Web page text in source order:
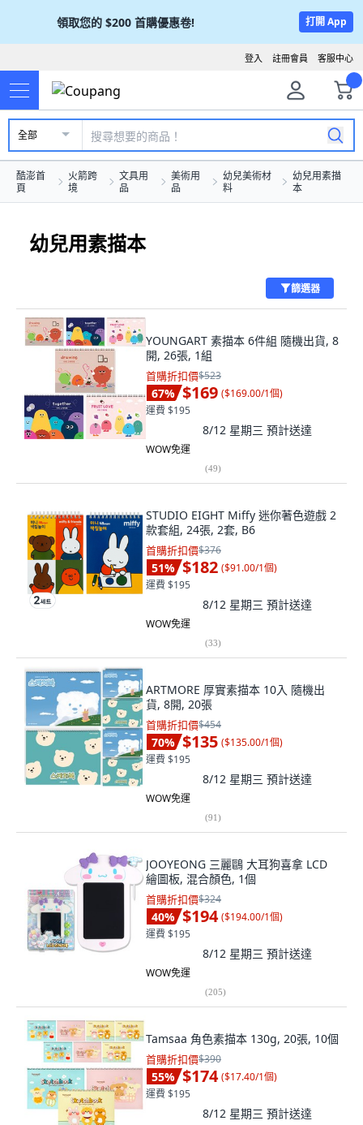
領取您的 $200 首購優惠卷! 打開 App
客服中心
註冊會員
登入
全部
酷澎首
頁
火箭跨
境
文具用
品
美術用
品
幼兒美術材
料
幼兒用素描
本
幼兒用素描本
篩選器
YOUNGART 素描本 6件組 隨機出貨, 8
開, 26張, 1組
首購折扣價$523
67% $169 ($169.00/1個)
運費 $195
8/12 星期三 預計送達
WOW免運
(49)
STUDIO EIGHT Miffy 迷你著色遊戲 2
款套組, 24張, 2套, B6
首購折扣價$376
51% $182 ($91.00/1個)
運費 $195
8/12 星期三 預計送達
WOW免運
(33)
ARTMORE 厚實素描本 10入 隨機出
貨, 8開, 20張
首購折扣價$454
70% $135 ($135.00/1個)
運費 $195
8/12 星期三 預計送達
WOW免運
(91)
JOOYEONG 三麗鷗 大耳狗喜拿 LCD
繪圖板, 混合顏色, 1個
首購折扣價$324
40% $194 ($194.00/1個)
運費 $195
8/12 星期三 預計送達
WOW免運
(205)
Tamsaa 角色素描本 130g, 20張, 10個
首購折扣價$390
55% $174 ($17.40/1個)
運費 $195
8/12 星期三 預計送達